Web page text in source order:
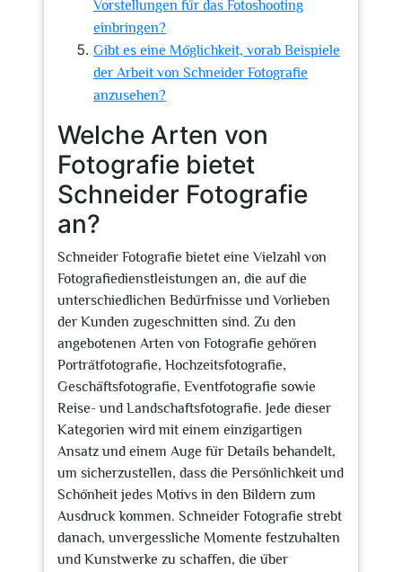
Vorstellungen für das Fotoshooting
einbringen?
Gibt es eine Möglichkeit, vorab Beispiele
der Arbeit von Schneider Fotografie
anzusehen?
Welche Arten von
Fotografie bietet
Schneider Fotografie
an?
Schneider Fotografie bietet eine Vielzahl von
Fotografiedienstleistungen an, die auf die
unterschiedlichen Bedürfnisse und Vorlieben
der Kunden zugeschnitten sind. Zu den
angebotenen Arten von Fotografie gehören
Porträtfotografie, Hochzeitsfotografie,
Geschäftsfotografie, Eventfotografie sowie
Reise- und Landschaftsfotografie. Jede dieser
Kategorien wird mit einem einzigartigen
Ansatz und einem Auge für Details behandelt,
um sicherzustellen, dass die Persönlichkeit und
Schönheit jedes Motivs in den Bildern zum
Ausdruck kommen. Schneider Fotografie strebt
danach, unvergessliche Momente festzuhalten
und Kunstwerke zu schaffen, die über